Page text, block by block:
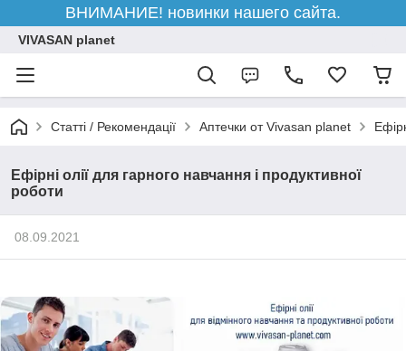
ВНИМАНИЕ! новинки нашего сайта.
VIVASAN planet
Статті / Рекомендації Аптечки от Vivasan planet
Ефірні олії для гарного навчання і продуктивної
роботи
08.09.2021